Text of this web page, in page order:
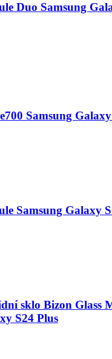
Duo Samsung
Samsung
Samsung Galaxy
sklo Bizon Glass
S24 Plus